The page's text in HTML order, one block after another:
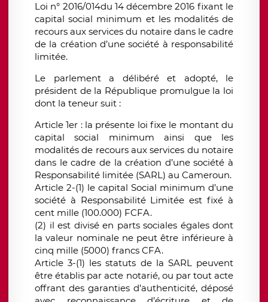
Loi n° 2016/014du 14 décembre 2016 fixant le
capital social minimum et les modalités de
recours aux services du notaire dans le cadre
de la création d’une société à responsabilité
limitée.
Le parlement a délibéré et adopté, le
président de la République promulgue la loi
dont la teneur suit :
Article 1er : la présente loi fixe le montant du
capital social minimum ainsi que les
modalités de recours aux services du notaire
dans le cadre de la création d’une société à
Responsabilité limitée (SARL) au Cameroun.
Article 2-(1) le capital Social minimum d’une
société à Responsabilité Limitée est fixé à
cent mille (100.000) FCFA.
(2) il est divisé en parts sociales égales dont
la valeur nominale ne peut être inférieure à
cinq mille (5000) francs CFA.
Article 3-(1) les statuts de la SARL peuvent
être établis par acte notarié, ou par tout acte
offrant des garanties d’authenticité, déposé